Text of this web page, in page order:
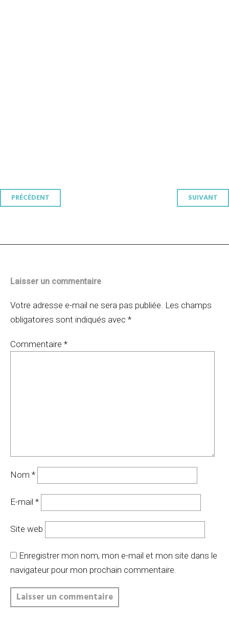
Navigation
PRÉCÉDENT SUIVANT
Laisser un commentaire
Votre adresse e-mail ne sera pas publiée. Les champs
obligatoires sont indiqués avec *
Commentaire *
Nom *
E-mail *
Site web
Enregistrer mon nom, mon e-mail et mon site dans le
navigateur pour mon prochain commentaire.